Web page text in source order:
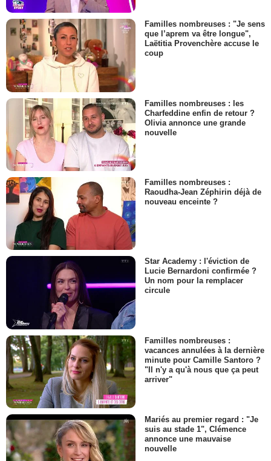
Familles nombreuses : "Je sens
que l’aprem va être longue",
Laëtitia Provenchère accuse le
coup
Familles nombreuses : les
Charfeddine enfin de retour ?
Olivia annonce une grande
nouvelle
Familles nombreuses :
Raoudha-Jean Zéphirin déjà de
nouveau enceinte ?
Star Academy : l'éviction de
Lucie Bernardoni confirmée ?
Un nom pour la remplacer
circule
Familles nombreuses :
vacances annulées à la dernière
minute pour Camille Santoro ?
"Il n'y a qu'à nous que ça peut
arriver"
Mariés au premier regard : "Je
suis au stade 1", Clémence
annonce une mauvaise
nouvelle